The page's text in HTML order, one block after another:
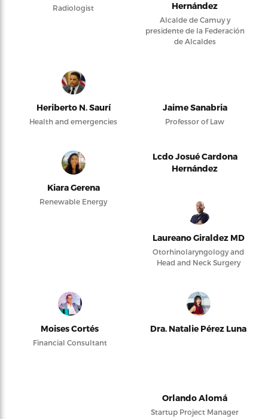
Radiologist
Hernández
Alcalde de Camuy y
presidente de la Federación
de Alcaldes
Heriberto N. Saurí
Health and emergencies
Jaime Sanabria
Professor of Law
Kiara Gerena
Renewable Energy
Lcdo Josué Cardona
Hernández
Laureano Giraldez MD
Otorhinolaryngology and
Head and Neck Surgery
Moises Cortés
Financial Consultant
Dra. Natalie Pérez Luna
Orlando Alomá
Startup Project Manager